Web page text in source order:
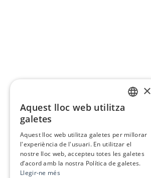
×
Aquest lloc web utilitza
galetes
Aquest lloc web utilitza galetes per millorar
l'experiència de l'usuari. En utilitzar el
nostre lloc web, accepteu totes les galetes
d’acord amb la nostra Política de galetes.
Llegir-ne més